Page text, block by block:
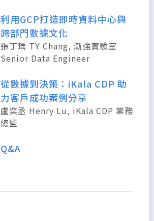
利用GCP打造即時資料中心與
跨部門數據文化
張丁瑀 TY Chang, 漸強實驗室
Senior Data Engineer
從數據到決策：iKala CDP 助
力客戶成功案例分享
盧奕丞 Henry Lu, iKala CDP 業務
總監
Q&A